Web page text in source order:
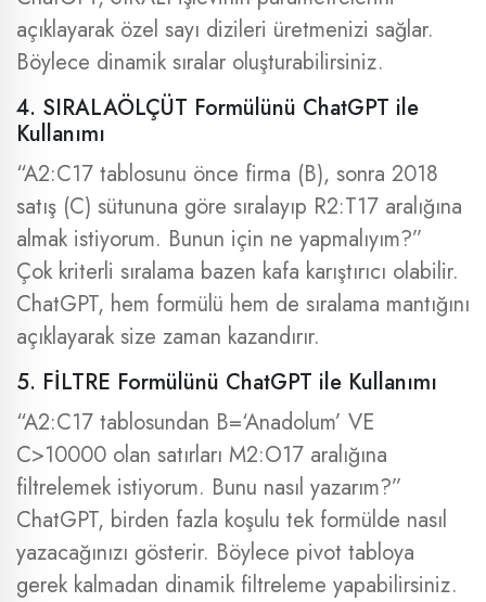
açıklayarak özel sayı dizileri üretmenizi sağlar.
Böylece dinamik sıralar oluşturabilirsiniz.
4. SIRALAÖLÇÜT Formülünü ChatGPT ile
Kullanımı
“A2:C17 tablosunu önce firma (B), sonra 2018
satış (C) sütununa göre sıralayıp R2:T17 aralığına
almak istiyorum. Bunun için ne yapmalıyım?”
Çok kriterli sıralama bazen kafa karıştırıcı olabilir.
ChatGPT, hem formülü hem de sıralama mantığını
açıklayarak size zaman kazandırır.
5. FİLTRE Formülünü ChatGPT ile Kullanımı
“A2:C17 tablosundan B=‘Anadolum’ VE
C>10000 olan satırları M2:O17 aralığına
filtrelemek istiyorum. Bunu nasıl yazarım?”
ChatGPT, birden fazla koşulu tek formülde nasıl
yazacağınızı gösterir. Böylece pivot tabloya
gerek kalmadan dinamik filtreleme yapabilirsiniz.